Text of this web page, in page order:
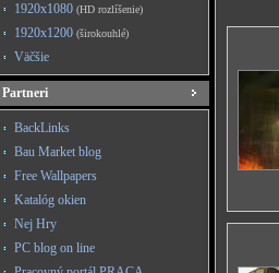
1920x1080 (HD rozlíšenie)
1920x1200 (širokouhlé)
Väčšie
Partneri
BackLinks
Bau Market blog
Free Wallpapers
Katalóg okien
Nej Hry
PC blog on line